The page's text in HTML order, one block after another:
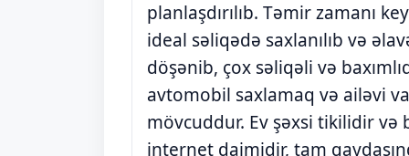
planlaşdırılıb. Təmir zamanı
ideal səliqədə saxlanılıb və
döşənib, çox səliqəli və
avtomobil saxlamaq və ailəvi
mövcuddur. Ev şəxsi tikilidir
internet daimidir, tam